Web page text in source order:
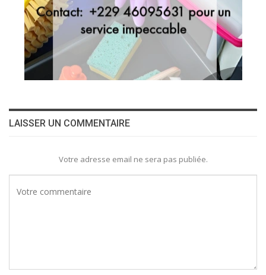
LAISSER UN COMMENTAIRE
Votre adresse email ne sera pas publiée.